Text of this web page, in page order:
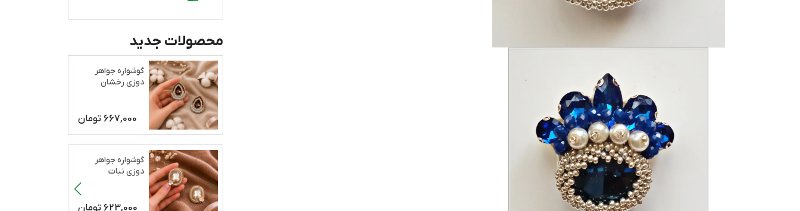
محصولات جدید
گوشواره جواهر
دوزی رخشان
667,000 تومان
گوشواره جواهر
دوزی نبات
623,000 تومان